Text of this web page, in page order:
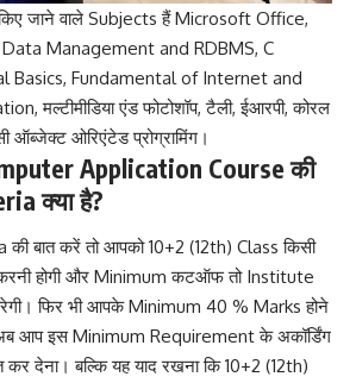
जाने वाले Subjects हैं Microsoft Office,
Management and RDBMS, C
Basics, Fundamental of Internet and
मल्टीमीडिया एंड फोटोशॉप, टैली, ईआरपी, कोरल
ऑब्जेक्ट ओरिएंटेड प्रोग्रामिंग।
Application Course की
क्या है?
बात करें तो आपको 10+2 (12th) Class किसी
करनी होगी और Minimum कटऑफ तो Institute
फिर भी आपके Minimum 40 % Marks होने
आप इस Minimum Requirement के अकॉर्डिंग
देना। बल्कि यह याद रखना कि 10+2 (12th)